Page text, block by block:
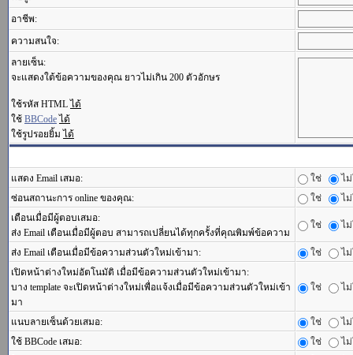
อาชีพ:
ความสนใจ:
ลายเซ็น:
จะแสดงใต้ข้อความของคุณ ยาวไม่เกิน 200 ตัวอักษร
ใช้รหัส HTML ได้
ใช้ BBCode ได้
ใช้รูปรอยยิ้ม ได้
แสดง Email เสมอ: ใช่
ไ
ซ่อนสถานะการ online ของคุณ:
ใช่
ไ
เตือนเมื่อมีผู้ตอบเสมอ:
ส่ง Email เตือนเมื่อมีผู้ตอบ สามารถเปลี่ยนได้ทุกครั้งที่คุณพิมพ์ข้อความ
ใช่ ไ
ส่ง Email เตือนเมื่อมีข้อความส่วนตัวใหม่เข้ามา: ใช่
ไ
เปิดหน้าต่างใหม่อัตโนมัติ เมื่อมีข้อความส่วนตัวใหม่เข้ามา:
บาง template จะเปิดหน้าต่างใหม่เพื่อแจ้งเมื่อมีข้อความส่วนตัวใหม่เข้า
มา
ใช่ ไ
แนบลายเซ็นด้วยเสมอ: ใช่
ไ
ใช้ BBCode เสมอ:
ใช่
ไ